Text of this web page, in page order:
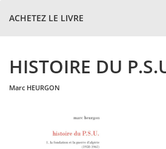
ACHETEZ LE LIVRE
HISTOIRE DU
marc HEURGON